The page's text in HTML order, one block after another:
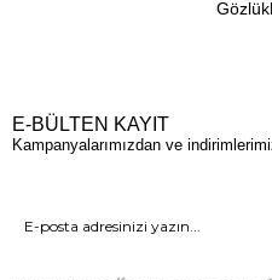
E-BÜLTEN KAYIT
Kampanyalarımızdan ve